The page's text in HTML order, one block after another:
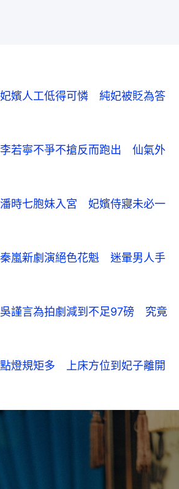
妃嬪人工低得可憐　純妃被貶為答
李若寧不爭不搶反而跑出　仙氣外
潘時七胞妹入宮　妃嬪侍寢未必一
秦嵐新劇演絕色花魁　迷暈男人手
吳謹言為拍劇減到不足97磅　究竟
燈規矩多　上床方位到妃子離開